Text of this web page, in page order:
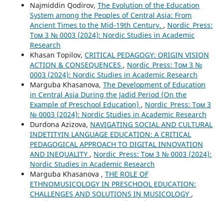
Najmiddin Qodirov, The Evolution of the Education
System among the Peoples of Central Asia: From
Ancient Times to the Mid-19th Century. , Nordic_Press:
Том 3 № 0003 (2024): Nordic Studies in Academic
Research
Khasan Topilov, CRITICAL PEDAGOGY: ORIGIN VISION
ACTION & CONSEQUENCES , Nordic_Press: Том 3 №
0003 (2024): Nordic Studies in Academic Research
Marguba Khasanova, The Development of Education
in Central Asia During the Jadid Period (On the
Example of Preschool Education) , Nordic_Press: Том 3
№ 0003 (2024): Nordic Studies in Academic Research
Durdona Azizova, NAVIGATING SOCIAL AND CULTURAL
INDETITYIN LANGUAGE EDUCATION: A CRITICAL
PEDAGOGICAL APPROACH TO DIGITAL INNOVATION
AND INEQUALITY , Nordic_Press: Том 3 № 0003 (2024):
Nordic Studies in Academic Research
Marguba Khasanova , THE ROLE OF
ETHNOMUSICOLOGY IN PRESCHOOL EDUCATION:
CHALLENGES AND SOLUTIONS IN MUSICOLOGY ,